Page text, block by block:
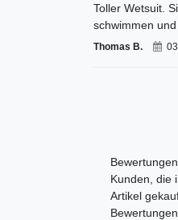
Toller Wetsuit.
schwimmen
Thomas B.
Kunden, die
Artikel